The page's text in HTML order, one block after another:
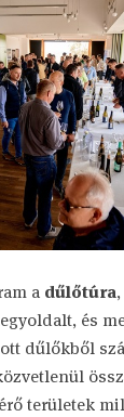
a dűlőtúra
és
dűlőkből
területek